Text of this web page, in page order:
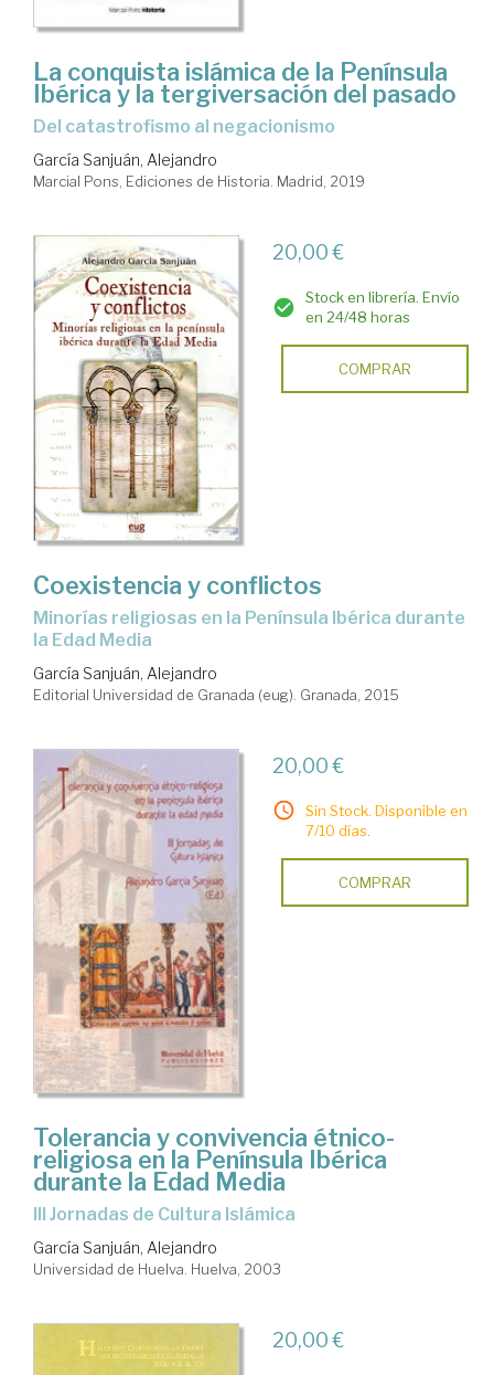
La conquista islámica de la Península
Ibérica y la tergiversación del pasado
Del catastrofismo al negacionismo
García Sanjuán, Alejandro
Marcial Pons, Ediciones de Historia. Madrid, 2019
20,00 €
Stock en librería. Envío
en 24/48 horas
COMPRAR
Coexistencia y conflictos
minorías religiosas en la Península Ibérica durante
la Edad Media
García Sanjuán, Alejandro
Editorial Universidad de Granada (eug). Granada, 2015
20,00 €
Sin Stock. Disponible en
7/10 días.
COMPRAR
Tolerancia y convivencia étnico-
religiosa en la Península Ibérica
durante la Edad Media
III Jornadas de Cultura Islámica
García Sanjuán, Alejandro
Universidad de Huelva. Huelva, 2003
20,00 €